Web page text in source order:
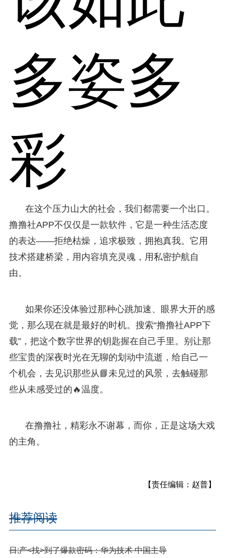
多姿多
彩
在这个压力山大的社会，我们都需要一个出口。
撸撸社APP不仅仅是一款软件，它是一种生活态度
的表达——拒绝枯燥，追求极致，拥抱真我。它用
技术搭建桥梁，用内容填充灵魂，用私密护航自
由。
如果你还没体验过那种心跳加速、眼界大开的感
觉，那么现在就是最好的时机。搜索“撸撸社APP下
载”，把这个数字世界的钥匙握在自己手里。别让那
些宝贵的深夜时光在无聊的划动中流逝，给自己一
个机会，去见识那些从📘未见过的风景，去触碰那
些从未感受过的🔥温度。
在撸撸社，精彩永不谢幕，而你，正是这场大戏
的主角。
【责任编辑：赵普】
推荐阅读
日;产<找>到了爆款密码：华为技术 中国主导